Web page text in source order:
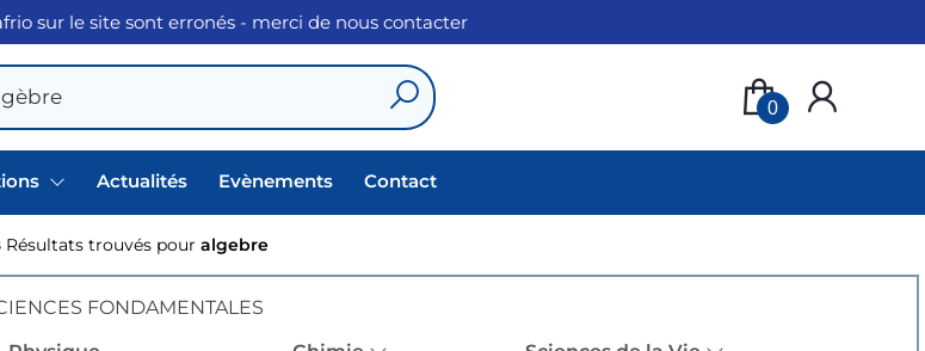
sur le site sont erronés - merci de nous contacter
0
Actualités Evènements Contact
Résultats trouvés pour algebre
FONDAMENTALES